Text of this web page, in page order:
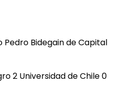
Pedro Bidegain de Capital
2 Universidad de Chile 0